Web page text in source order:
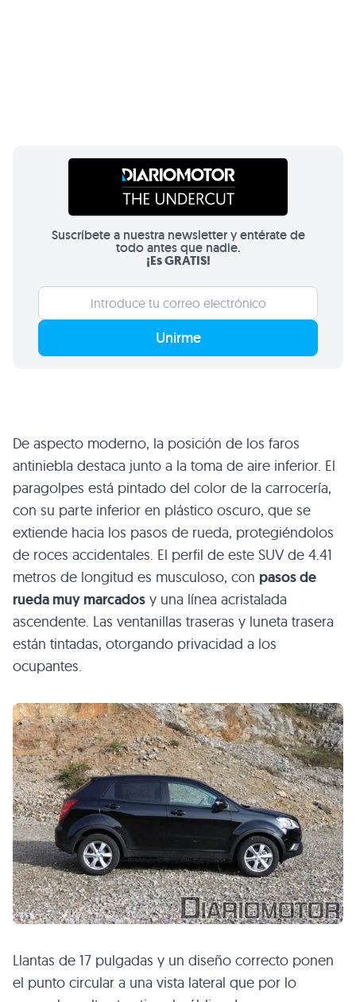
Suscríbete a nuestra newsletter y entérate de
todo antes que nadie.
¡Es GRATIS!
Unirme
De aspecto moderno, la posición de los faros
antiniebla destaca junto a la toma de aire inferior. El
paragolpes está pintado del color de la carrocería,
con su parte inferior en plástico oscuro, que se
extiende hacia los pasos de rueda, protegiéndolos
de roces accidentales. El perfil de este SUVde 4.41
metros de longitud es musculoso, con pasos de
rueda muy marcados y una línea acristalada
ascendente. Las ventanillas traseras y luneta trasera
están tintadas, otorgando privacidad a los
ocupantes.
Llantas de 17 pulgadas y un diseño correcto ponen
el punto circular a una vista lateral que por lo